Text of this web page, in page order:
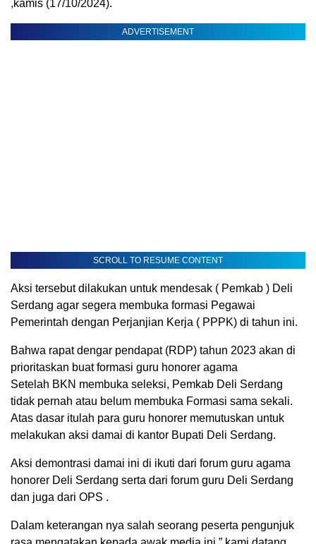
,kamis (17/10/2024).
ADVERTISEMENT
SCROLL TO RESUME CONTENT
Aksi tersebut dilakukan untuk mendesak ( Pemkab ) Deli
Serdang agar segera membuka formasi Pegawai
Pemerintah dengan Perjanjian Kerja ( PPPK) di tahun ini.
Bahwa rapat dengar pendapat (RDP) tahun 2023 akan di
prioritaskan buat formasi guru honorer agama
Setelah BKN membuka seleksi, Pemkab Deli Serdang
tidak pernah atau belum membuka Formasi sama sekali.
Atas dasar itulah para guru honorer memutuskan untuk
melakukan aksi damai di kantor Bupati Deli Serdang.
Aksi demontrasi damai ini di ikuti dari forum guru agama
honorer Deli Serdang serta dari forum guru Deli Serdang
dan juga dari OPS .
Dalam keterangan nya salah seorang peserta pengunjuk